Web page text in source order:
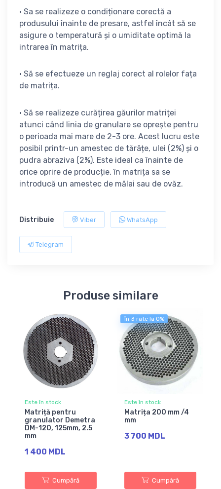
• Sa se realizeze o condiționare corectă a
produsului înainte de presare, astfel încât să se
asigure o temperatură și o umiditate optimă la
intrarea în matrița.
• Să se efectueze un reglaj corect al rolelor fața
de matrița.
• Să se realizeze curățirea găurilor matriței
atunci când linia de granulare se oprește pentru
o perioada mai mare de 2-3 ore. Acest lucru este
posibil printr-un amestec de tărâțe, ulei (2%) și o
pudra abraziva (2%). Este ideal ca înainte de
orice oprire de producție, în matrița sa se
introducă un amestec de mălai sau de ovăz.
Distribuie Viber WhatsApp
Telegram
Produse similare
Este în stock
Matriță pentru
granulator Demetra
DM-120, 125mm, 2.5
mm
1 400 MDL
Cumpără
În 3 rate la 0%
Este în stock
Matrița 200 mm /4
mm
3 700 MDL
Cumpără